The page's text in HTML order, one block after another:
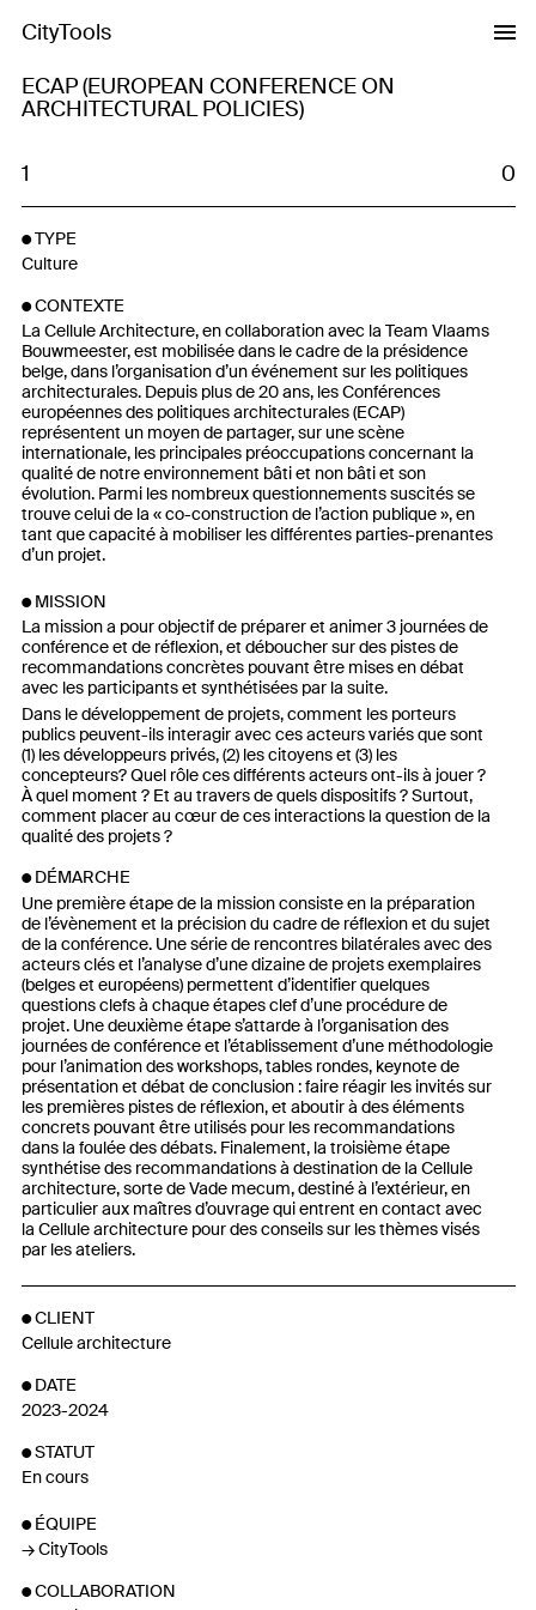
CityTools
ECAP (EUROPEAN CONFERENCE ON
ARCHITECTURAL POLICIES)
1 0
TYPE
Culture
CONTEXTE
La Cellule Architecture, en collaboration avec la Team Vlaams
Bouwmeester, est mobilisée dans le cadre de la présidence
belge, dans l’organisation d’un événement sur les politiques
architecturales. Depuis plus de 20 ans, les Conférences
européennes des politiques architecturales (ECAP)
représentent un moyen de partager, sur une scène
internationale, les principales préoccupations concernant la
qualité de notre environnement bâti et non bâti et son
évolution. Parmi les nombreux questionnements suscités se
trouve celui de la « co-construction de l’action publique », en
tant que capacité à mobiliser les différentes parties-prenantes
d’un projet.
MISSION
La mission a pour objectif de préparer et animer 3 journées de
conférence et de réflexion, et déboucher sur des pistes de
recommandations concrètes pouvant être mises en débat
avec les participants et synthétisées par la suite.
Dans le développement de projets, comment les porteurs
publics peuvent-ils interagir avec ces acteurs variés que sont
(1) les développeurs privés, (2) les citoyens et (3) les
concepteurs? Quel rôle ces différents acteurs ont-ils à jouer ?
À quel moment ? Et au travers de quels dispositifs ? Surtout,
comment placer au cœur de ces interactions la question de la
qualité des projets ?
DÉMARCHE
Une première étape de la mission consiste en la préparation
de l’évènement et la précision du cadre de réflexion et du sujet
de la conférence. Une série de rencontres bilatérales avec des
acteurs clés et l’analyse d’une dizaine de projets exemplaires
(belges et européens) permettent d’identifier quelques
questions clefs à chaque étapes clef d’une procédure de
projet. Une deuxième étape s’attarde à l’organisation des
journées de conférence et l’établissement d’une méthodologie
pour l’animation des workshops, tables rondes, keynote de
présentation et débat de conclusion : faire réagir les invités sur
les premières pistes de réflexion, et aboutir à des éléments
concrets pouvant être utilisés pour les recommandations
dans la foulée des débats. Finalement, la troisième étape
synthétise des recommandations à destination de la Cellule
architecture, sorte de Vade mecum, destiné à l’extérieur, en
particulier aux maîtres d’ouvrage qui entrent en contact avec
la Cellule architecture pour des conseils sur les thèmes visés
par les ateliers.
CLIENT
Cellule architecture
DATE
2023-2024
STATUT
En cours
ÉQUIPE
CityTools
COLLABORATION